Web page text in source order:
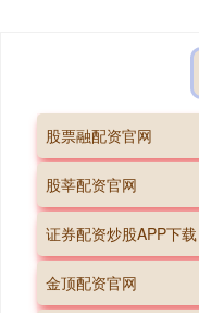
股票融配资官网
股莘配资官网
证券配资炒股APP下载
金顶配资官网